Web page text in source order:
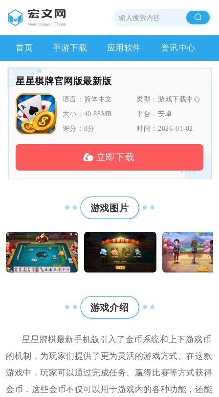
首页 手游下载 应用软件 资讯中心
星星棋牌官网版最新版
语言： 简体中文 类型：游戏下载中心
大小： 40.88MB 平台：安卓
评分： 8分 时间： 2026-01-02
立即下载
游戏图片
游戏介绍
星星牌棋最新手机版引入了金币系统和上下游戏币
的机制，为玩家们提供了更为灵活的游戏方式。在这款
游戏中，玩家可以通过完成任务、赢得比赛等方式获得
金币，这些金币不仅可以用于游戏内的各种功能，还能